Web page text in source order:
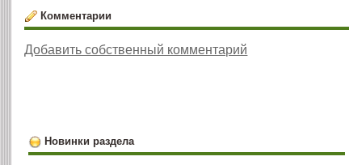
Комментарии
Добавить собственный комментарий
Новинки раздела